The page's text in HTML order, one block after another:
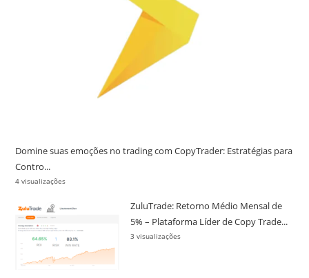
Domine suas emoções no trading com CopyTrader: Estratégias para
Contro...
4 visualizações
ZuluTrade: Retorno Médio Mensal de
5% – Plataforma Líder de Copy Trade...
3 visualizações